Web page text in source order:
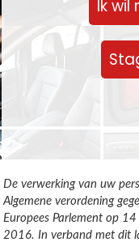
Ik wil
De verwerking van uw
Algemene verordening
Europees Parlement op
2016. In verband met dit